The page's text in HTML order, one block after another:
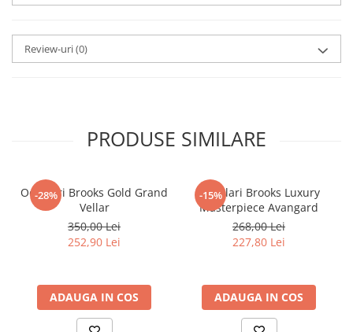
Review-uri(0)
PRODUSE SIMILARE
-28%
Ochelari Brooks Gold Grand
Vellar
350,00 Lei
252,90 Lei
ADAUGA IN COS
-15%
Ochelari Brooks Luxury
Masterpiece Avangard
268,00 Lei
227,80 Lei
ADAUGA IN COS